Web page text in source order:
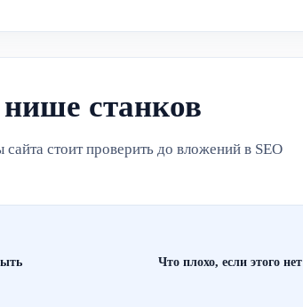
станков
сайта стоит проверить до вложений в SEO
Что плохо, если этого нет